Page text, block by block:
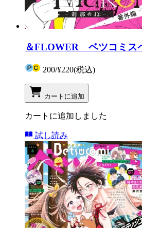
＆FLOWER ベツコミス
200/¥220(税込)
カートに追加
カートに追加しました
試し読み